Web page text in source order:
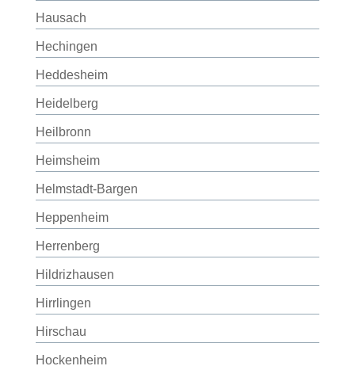
Hausach
Hechingen
Heddesheim
Heidelberg
Heilbronn
Heimsheim
Helmstadt-Bargen
Heppenheim
Herrenberg
Hildrizhausen
Hirrlingen
Hirschau
Hockenheim